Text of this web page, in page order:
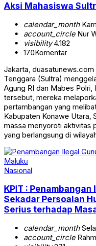
Aksi Mahasiswa
calendar_month
account_circleNur
visibility4.182
170Komentar
Jakarta,
Tenggara (Sultra)
Agung RI dan Mabes Polri,
tersebut, mereka
pertambangan yang
Kabupaten Konawe Utara,
massa menyoroti aktivitas
yang berlangsung di
Nasional
KPIT :
Sekadar Persoalan
Serius terhadap
calendar_month
account_circle